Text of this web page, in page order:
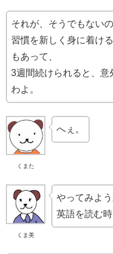
それが、そうでもないの
習慣を新しく身に着け
もあって、
3週間続けられると、意
わよ。
くまた
へぇ。
くま美
やってみよう
英語を読む